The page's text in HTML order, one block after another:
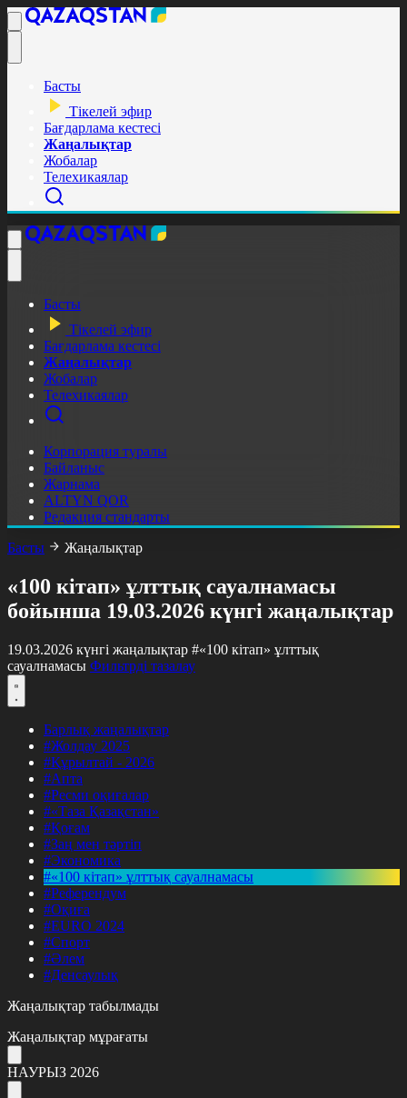
Басты
Тікелей эфир
Бағдарлама кестесі
Жаңалықтар
Жобалар
Телехикаялар
Басты
Тікелей эфир
Бағдарлама кестесі
Жаңалықтар
Жобалар
Телехикаялар
Корпорация туралы
Байланыс
Жарнама
ALTYN QOR
Редакция стандарты
Басты
Жаңалықтар
«100 кітап» ұлттық сауалнамасы
бойынша 19.03.2026 күнгі жаңалықтар
19.03.2026 күнгі жаңалықтар #«100 кітап» ұлттық
сауалнамасы Фильтрді тазалау
Барлық жаңалықтар
#Жолдау 2025
#Құрылтай - 2026
#Апта
#Ресми оқиғалар
#«Таза Қазақстан»
#Қоғам
#Заң мен тәртіп
#Экономика
#«100 кітап» ұлттық сауалнамасы
#Референдум
#Оқиға
#EURO 2024
#Спорт
#Әлем
#Денсаулық
Жаңалықтар табылмады
Жаңалықтар мұрағаты
НАУРЫЗ 2026